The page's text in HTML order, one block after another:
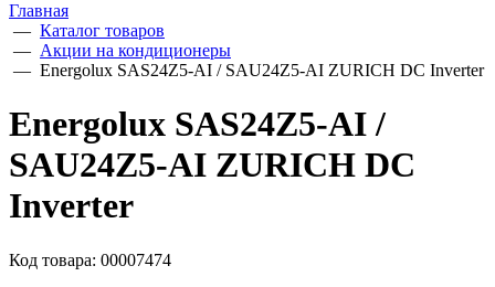
Главная
— Каталог товаров
— Акции на кондиционеры
— Energolux SAS24Z5-AI / SAU24Z5-AI ZURICH DC Inverter
Energolux SAS24Z5-AI /
SAU24Z5-AI ZURICH DC
Inverter
Код товара: 00007474